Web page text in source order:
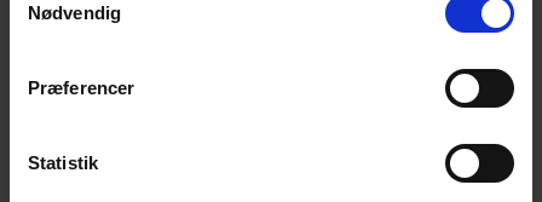
Nødvendig
Præferencer
Statistik
erfaringer og oplevelser med unge, som kan relatere til
hvordan andre håndterer deres tab og sorg.